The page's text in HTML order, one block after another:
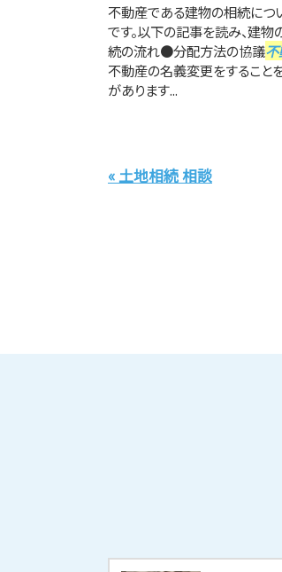
不動産である建物の相続につ
です。以下の記事を読み、建
続の流れ●分配方法の協議
不動産の名義変更をすること
があります...
« 土地相続 相談